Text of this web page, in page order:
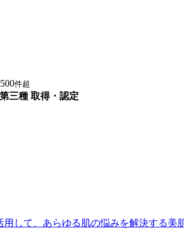
件超
第三種 取得・認定
して、あらゆる肌の悩みを解決する